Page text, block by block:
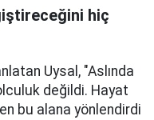
hiç
Uysal, "Aslında
değildi. Hayat
bu alana yönlendirdi